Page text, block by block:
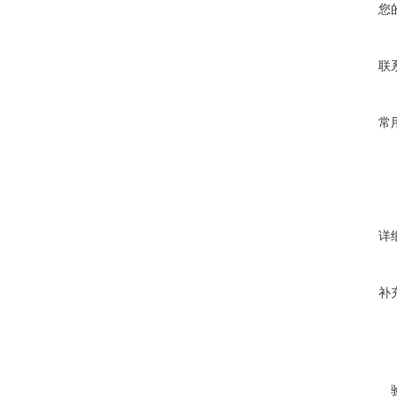
您
联
常
详
补